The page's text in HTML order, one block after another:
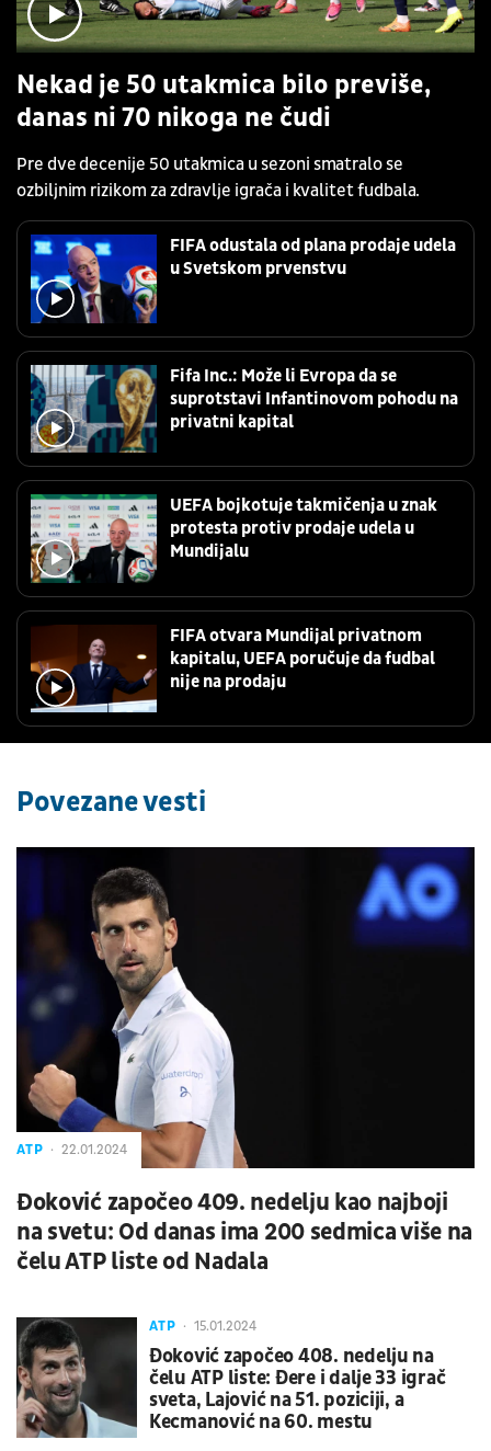
Nekad je 50 utakmica bilo previše,
danas ni 70 nikoga ne čudi
Pre dve decenije 50 utakmica u sezoni smatralo se
ozbiljnim rizikom za zdravlje igrača i kvalitet fudbala.
FIFA odustala od plana prodaje udela
u Svetskom prvenstvu
Fifa Inc.: Može li Evropa da se
suprotstavi Infantinovom pohodu na
privatni kapital
UEFA bojkotuje takmičenja u znak
protesta protiv prodaje udela u
Mundijalu
FIFA otvara Mundijal privatnom
kapitalu, UEFA poručuje da fudbal
nije na prodaju
Povezane vesti
ATP 22.01.2024
Đoković započeo 409. nedelju kao najboji
na svetu: Od danas ima 200 sedmica više na
čelu ATP liste od Nadala
ATP 15.01.2024
Đoković započeo 408. nedelju na
čelu ATP liste: Đere i dalje 33 igrač
sveta, Lajović na 51. poziciji, a
Kecmanović na 60. mestu